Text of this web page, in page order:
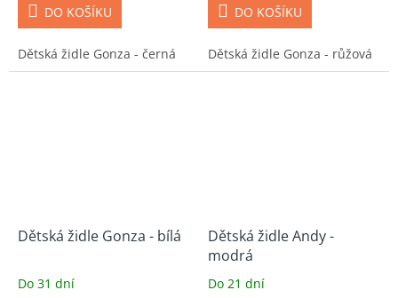
DO KOŠÍKU
Dětská židle Gonza - černá
DO KOŠÍKU
Dětská židle Gonza - růžová
Dětská židle Gonza - bílá
Do 31 dní
Dětská židle Andy -
modrá
Do 21 dní